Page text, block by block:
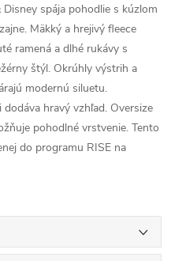
spája pohodlie s kúzlom
Mäkký a hrejivý fleece
ramená a dlhé rukávy s
štýl. Okrúhly výstrih a
modernú siluetu.
hravý vzhľad. Oversize
pohodlné vrstvenie. Tento
do programu RISE na